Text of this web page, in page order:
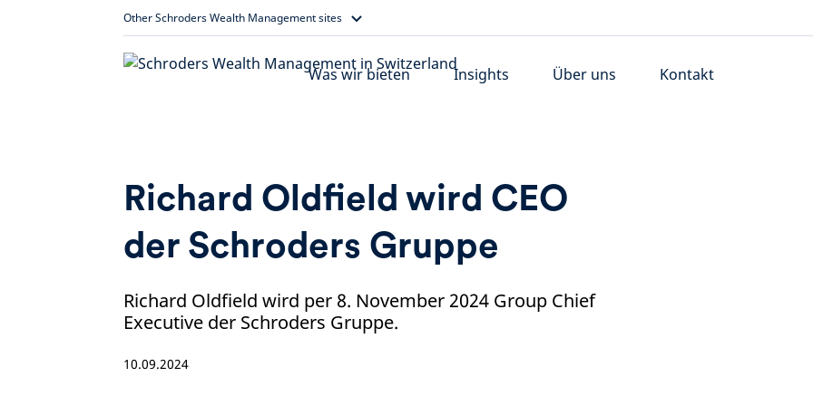
Other Schroders Wealth Management sites
Was wir bieten Insights Über uns Kontakt
Richard Oldfield wird CEO
der Schroders Gruppe
Richard Oldfield wird per 8. November 2024 Group Chief
Executive der Schroders Gruppe.
10.09.2024